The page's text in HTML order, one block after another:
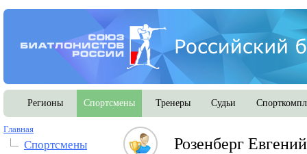
Регионы Спортсмены Тренеры Судьи
Главная
Спортсмены Розенберг